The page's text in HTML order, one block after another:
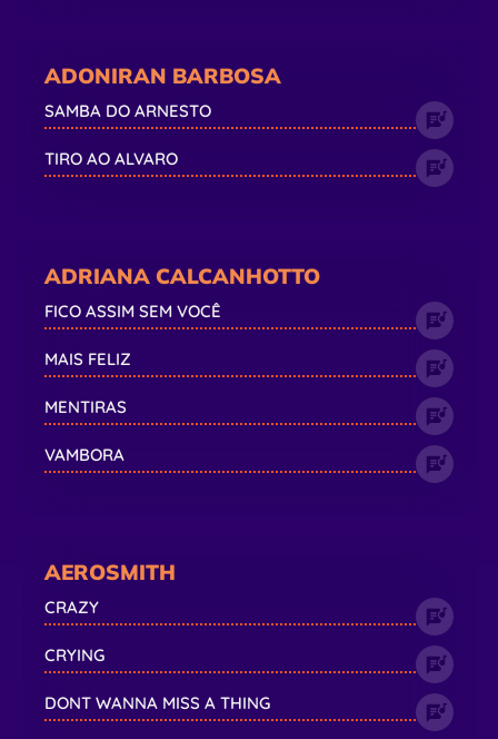
ADONIRAN BARBOSA
SAMBA DO ARNESTO
TIRO AO ALVARO
ADRIANA CALCANHOTTO
FICO ASSIM SEM VOCÊ
MAIS FELIZ
MENTIRAS
VAMBORA
AEROSMITH
CRAZY
CRYING
DONT WANNA MISS A THING